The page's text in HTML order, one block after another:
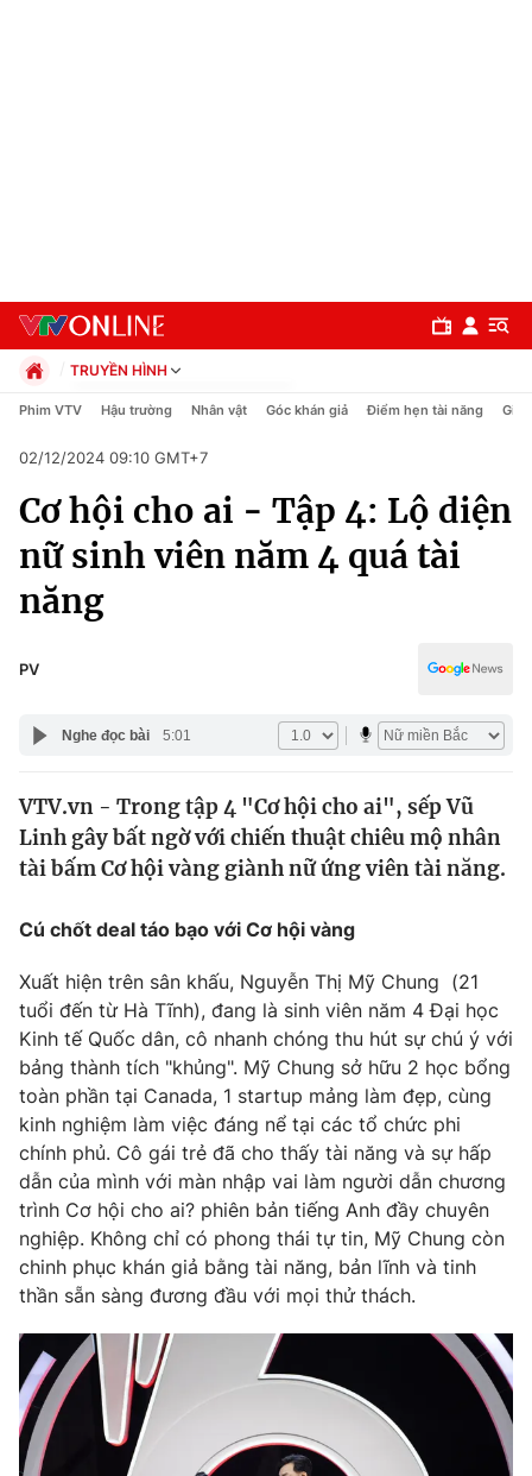
Chuyên mục
Chính trị
Xã hội
Pháp luật
Y tế
Thế giới
Tin tức
Kinh tế
Tài chính
Thị trường
Góc doanh nghiệp
Truyền hình
Phim VTV
Hậu trường
Nhân vật
Khán giả
Giải sao mai
Giải trí
Điện ảnh
Âm nhạc
Sao
Đời sống
Du lịch
Làm đẹp
Chất lượng cuộc sống
Giáo dục
Tuyển sinh
Công nghệ
Hitech Công nghệ tương lai
Sản phẩm
Thị trường
Giao lưu trực tuyến
Lịch phát sóng
TRUYỀN HÌNH
Chính trị
Pháp luật
Kinh tế
Thể thao
Truyền hình
Văn hóa - Giải trí
Y tế
Phim VTV Hậu trường Nhân vật Góc khán giả Điểm hẹn tài năng Giải
02/12/2024 09:10 GMT+7
Cơ hội cho ai - Tập 4: Lộ diện
nữ sinh viên năm 4 quá tài
năng
PV
Nghe đọc bài 5:01
VTV.vn - Trong tập 4 "Cơ hội cho ai", sếp Vũ
Linh gây bất ngờ với chiến thuật chiêu mộ nhân
tài bấm Cơ hội vàng giành nữ ứng viên tài năng.
Cú chốt deal táo bạo với Cơ hội vàng
Xuất hiện trên sân khấu, Nguyễn Thị Mỹ Chung (21
tuổi đến từ Hà Tĩnh), đang là sinh viên năm 4 Đại học
Kinh tế Quốc dân, cô nhanh chóng thu hút sự chú ý với
bảng thành tích "khủng". Mỹ Chung sở hữu 2 học bổng
toàn phần tại Canada, 1 startup mảng làm đẹp, cùng
kinh nghiệm làm việc đáng nể tại các tổ chức phi
chính phủ. Cô gái trẻ đã cho thấy tài năng và sự hấp
dẫn của mình với màn nhập vai làm người dẫn chương
trình Cơ hội cho ai? phiên bản tiếng Anh đầy chuyên
nghiệp. Không chỉ có phong thái tự tin, Mỹ Chung còn
chinh phục khán giả bằng tài năng, bản lĩnh và tinh
thần sẵn sàng đương đầu với mọi thử thách.